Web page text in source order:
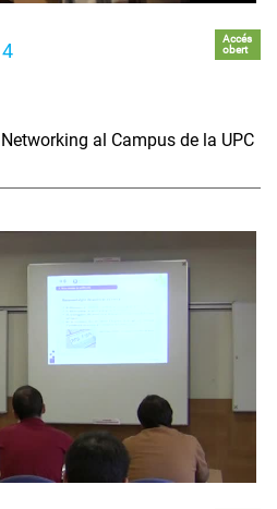
Accés
obert
al Campus de la UPC